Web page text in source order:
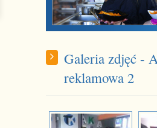
Galeria zdjęć -
reklamowa 2